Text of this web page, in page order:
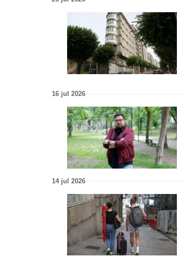
16 jul 2026
14 jul 2026